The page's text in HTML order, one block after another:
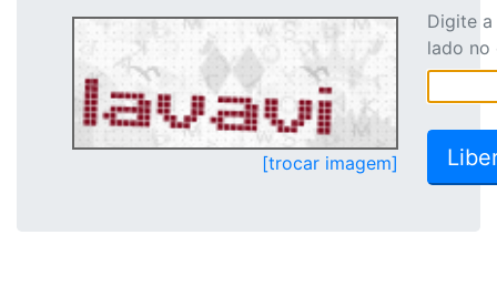
[trocar imagem]
Digite
lado no